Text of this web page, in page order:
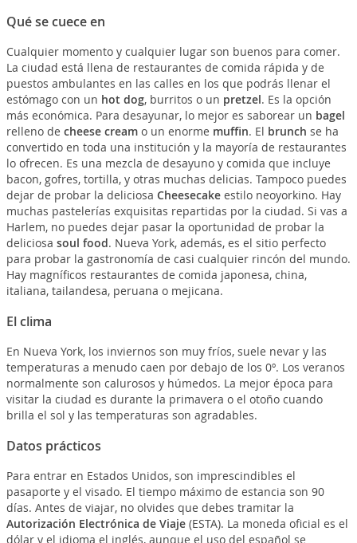
Qué se cuece en
Cualquier momento y cualquier lugar son buenos para comer.
La ciudad está llena de restaurantes de comida rápida y de
puestos ambulantes en las calles en los que podrás llenar el
estómago con un hot dog, burritos o un pretzel. Es la opción
más económica. Para desayunar, lo mejor es saborear un bagel
relleno de cheese creamo un enorme muffin. El brunch se ha
convertido en toda una institución y la mayoría de restaurantes
lo ofrecen. Es una mezcla de desayuno y comida que incluye
bacon, gofres, tortilla, y otras muchas delicias. Tampoco puedes
dejar de probar la deliciosa Cheesecakeestilo neoyorkino. Hay
muchas pastelerías exquisitas repartidas por la ciudad. Si vas a
Harlem, no puedes dejar pasar la oportunidad de probar la
deliciosa soul food. Nueva York, además, es el sitio perfecto
para probar la gastronomía de casi cualquier rincón del mundo.
Hay magníficos restaurantes de comida japonesa, china,
italiana, tailandesa, peruana o mejicana.
El clima
En Nueva York, los inviernos son muy fríos, suele nevar y las
temperaturas a menudo caen por debajo de los 0º. Los veranos
normalmente son calurosos y húmedos. La mejor época para
visitar la ciudad es durante la primavera o el otoño cuando
brilla el sol y las temperaturas son agradables.
Datos prácticos
Para entrar en Estados Unidos, son imprescindibles el
pasaporte y el visado. El tiempo máximo de estancia son 90
días. Antes de viajar, no olvides que debes tramitar la
Autorización Electrónica de Viaje(ESTA). La moneda oficial es el
dólar y el idioma el inglés, aunque el uso del español se